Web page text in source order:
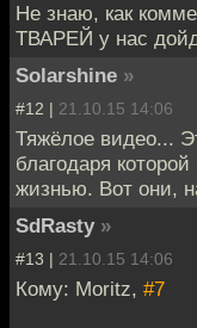
Не знаю, как
ТВАРЕЙ у нас
Solarshine »
#12 | 21.10.15 14:06
Тяжёлое видео...
благодаря
жизнью. Вот они,
SdRasty »
#13 | 21.10.15 14:06
Кому: Moritz, #7